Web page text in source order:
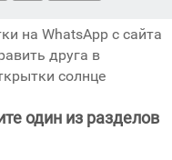
на WhatsApp с сайта
друга в
солнце
один из разделов